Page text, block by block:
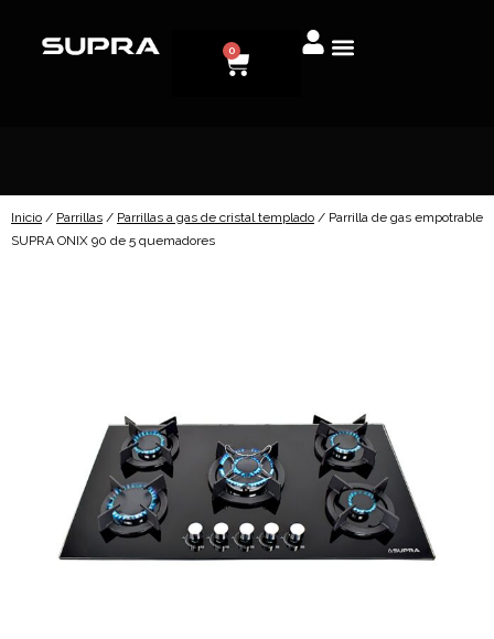
0
Inicio / Parrillas / Parrillas a gas de cristal templado / Parrilla de gas empotrable
SUPRA ONIX 90 de 5 quemadores